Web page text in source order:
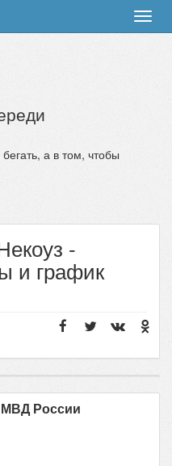
а в том, чтобы
-
и график
России